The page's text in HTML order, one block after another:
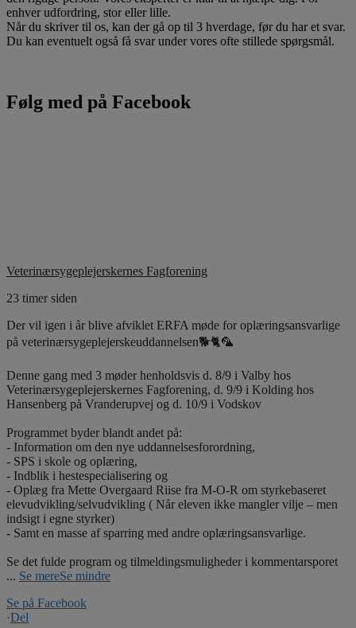
enhver udfordring, stor eller lille.
Når du skriver til os, kan der gå op til 3 hverdage, før du har et svar.
Du kan eventuelt også få svar under vores ofte stillede spørgsmål.
Følg med på Facebook
Veterinærsygeplejerskernes Fagforening
23 timer siden
Der vil igen i år blive afviklet ERFA møde for oplæringsansvarlige
på veterinærsygeplejerskeuddannelsen🐕🐈🦜
Denne gang med 3 møder henholdsvis d. 8/9 i Valby hos
Veterinærsygeplejerskernes Fagforening, d. 9/9 i Kolding hos
Hansenberg på Vranderupvej og d. 10/9 i Vodskov
Programmet byder blandt andet på:
- Information om den nye uddannelsesforordning,
- SPS i skole og oplæring,
- Indblik i hestespecialisering og
- Oplæg fra Mette Overgaard Riise fra M-O-R om styrkebaseret
elevudvikling/selvudvikling ( Når eleven ikke mangler vilje – men
indsigt i egne styrker)
- Samt en masse af sparring med andre oplæringsansvarlige.
Se det fulde program og tilmeldingsmuligheder i kommentarsporet
... Se mereSe mindre
Se på Facebook
·Del